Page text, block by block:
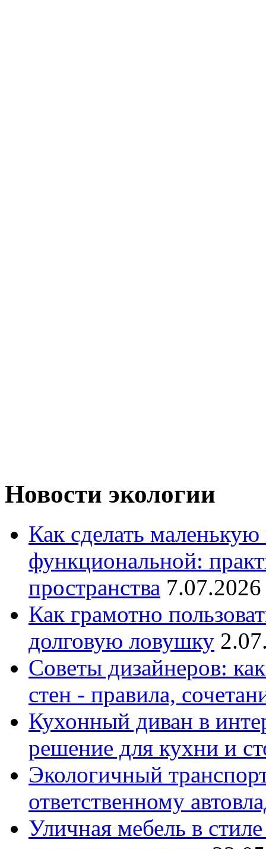
Новости экологии
Как сделать
функциональной:
пространства
Как грамотно
долговую ловушку
Советы дизайнеров:
стен - правила,
Кухонный диван в
решение для кухни и
Экологичный
ответственному
Уличная мебель в